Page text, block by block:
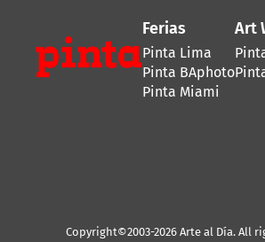
Ferias
Pinta Lima
Pinta BAphoto
Pinta Miami
Art
Copyright©2003-2026 Arte al Día. All